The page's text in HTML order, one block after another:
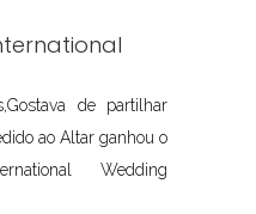
de partilhar
ao Altar ganhou o
Wedding